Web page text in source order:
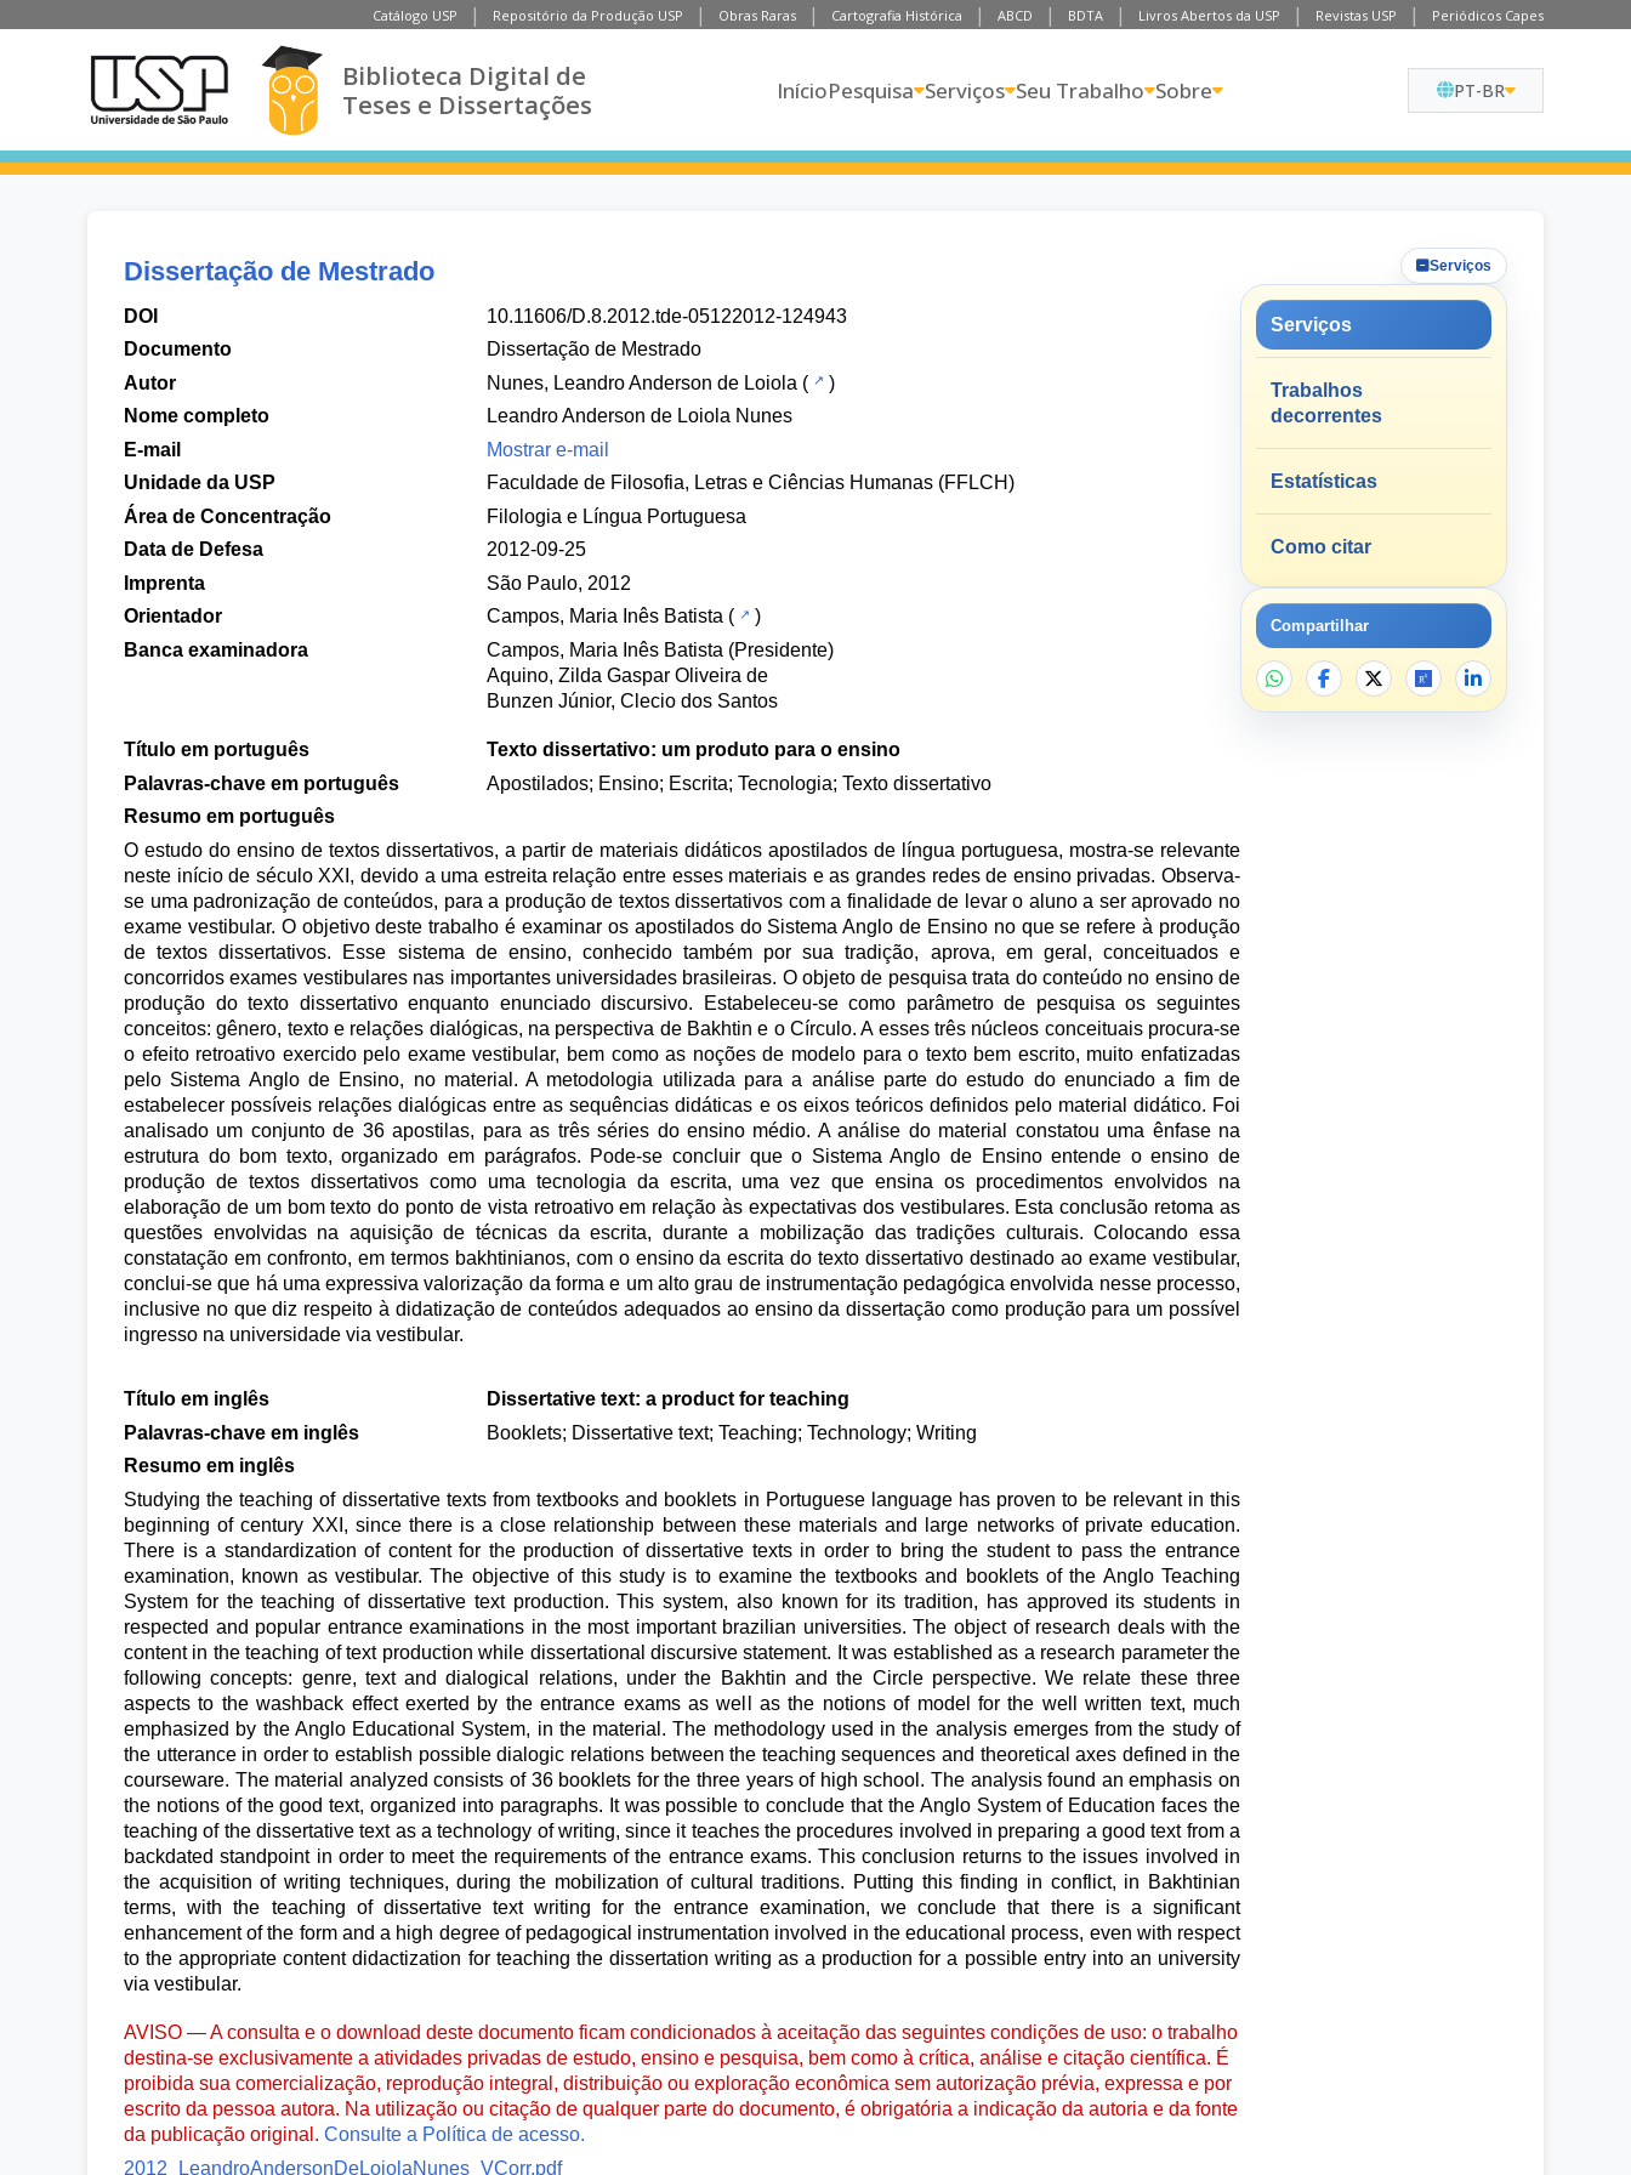
Catálogo USP Repositório da Produção USP Obras Raras Cartografia Histórica ABCD BDTA Livros Abertos da USP Revistas USP Periódicos Capes
Biblioteca Digital de
Teses e Dissertações
InícioPesquisa Serviços Seu Trabalho Sobre PT-BR
Dissertação de Mestrado
DOI
10.11606/D.8.2012.tde-05122012-124943
Documento
Dissertação de Mestrado
Autor
Nunes, Leandro Anderson de Loiola (
)
Nome completo
Leandro Anderson de Loiola Nunes
E-mail
Mostrar e-mail
Unidade da USP
Faculdade de Filosofia, Letras e Ciências Humanas (FFLCH)
Área de Concentração
Filologia e Língua Portuguesa
Data de Defesa
2012-09-25
Imprenta
São Paulo, 2012
Orientador
Campos, Maria Inês Batista (
)
Banca examinadora
Campos, Maria Inês Batista (Presidente)
Aquino, Zilda Gaspar Oliveira de
Bunzen Júnior, Clecio dos Santos
Título em português
Texto dissertativo: um produto para o ensino
Palavras-chave em português
Apostilados; Ensino; Escrita; Tecnologia; Texto dissertativo
Resumo em português
O estudo do ensino de textos dissertativos, a partir de materiais didáticos apostilados de língua portuguesa, mostra-se relevante
neste início de século XXI, devido a uma estreita relação entre esses materiais e as grandes redes de ensino privadas. Observa-
se uma padronização de conteúdos, para a produção de textos dissertativos com a finalidade de levar o aluno a ser aprovado no
exame vestibular. O objetivo deste trabalho é examinar os apostilados do Sistema Anglo de Ensino no que se refere à produção
de textos dissertativos. Esse sistema de ensino, conhecido também por sua tradição, aprova, em geral, conceituados e
concorridos exames vestibulares nas importantes universidades brasileiras. O objeto de pesquisa trata do conteúdo no ensino de
produção do texto dissertativo enquanto enunciado discursivo. Estabeleceu-se como parâmetro de pesquisa os seguintes
conceitos: gênero, texto e relações dialógicas, na perspectiva de Bakhtin e o Círculo. A esses três núcleos conceituais procura-se
o efeito retroativo exercido pelo exame vestibular, bem como as noções de modelo para o texto bem escrito, muito enfatizadas
pelo Sistema Anglo de Ensino, no material. A metodologia utilizada para a análise parte do estudo do enunciado a fim de
estabelecer possíveis relações dialógicas entre as sequências didáticas e os eixos teóricos definidos pelo material didático. Foi
analisado um conjunto de 36 apostilas, para as três séries do ensino médio. A análise do material constatou uma ênfase na
estrutura do bom texto, organizado em parágrafos. Pode-se concluir que o Sistema Anglo de Ensino entende o ensino de
produção de textos dissertativos como uma tecnologia da escrita, uma vez que ensina os procedimentos envolvidos na
elaboração de um bom texto do ponto de vista retroativo em relação às expectativas dos vestibulares. Esta conclusão retoma as
questões envolvidas na aquisição de técnicas da escrita, durante a mobilização das tradições culturais. Colocando essa
constatação em confronto, em termos bakhtinianos, com o ensino da escrita do texto dissertativo destinado ao exame vestibular,
conclui-se que há uma expressiva valorização da forma e um alto grau de instrumentação pedagógica envolvida nesse processo,
inclusive no que diz respeito à didatização de conteúdos adequados ao ensino da dissertação como produção para um possível
ingresso na universidade via vestibular.
Título em inglês
Dissertative text: a product for teaching
Palavras-chave em inglês
Booklets; Dissertative text; Teaching; Technology; Writing
Resumo em inglês
Studying the teaching of dissertative texts from textbooks and booklets in Portuguese language has proven to be relevant in this
beginning of century XXI, since there is a close relationship between these materials and large networks of private education.
There is a standardization of content for the production of dissertative texts in order to bring the student to pass the entrance
examination, known as vestibular. The objective of this study is to examine the textbooks and booklets of the Anglo Teaching
System for the teaching of dissertative text production. This system, also known for its tradition, has approved its students in
respected and popular entrance examinations in the most important brazilian universities. The object of research deals with the
content in the teaching of text production while dissertational discursive statement. It was established as a research parameter the
following concepts: genre, text and dialogical relations, under the Bakhtin and the Circle perspective. We relate these three
aspects to the washback effect exerted by the entrance exams as well as the notions of model for the well written text, much
emphasized by the Anglo Educational System, in the material. The methodology used in the analysis emerges from the study of
the utterance in order to establish possible dialogic relations between the teaching sequences and theoretical axes defined in the
courseware. The material analyzed consists of 36 booklets for the three years of high school. The analysis found an emphasis on
the notions of the good text, organized into paragraphs. It was possible to conclude that the Anglo System of Education faces the
teaching of the dissertative text as a technology of writing, since it teaches the procedures involved in preparing a good text from a
backdated standpoint in order to meet the requirements of the entrance exams. This conclusion returns to the issues involved in
the acquisition of writing techniques, during the mobilization of cultural traditions. Putting this finding in conflict, in Bakhtinian
terms, with the teaching of dissertative text writing for the entrance examination, we conclude that there is a significant
enhancement of the form and a high degree of pedagogical instrumentation involved in the educational process, even with respect
to the appropriate content didactization for teaching the dissertation writing as a production for a possible entry into an university
via vestibular.
AVISO — A consulta e o download deste documento ficam condicionados à aceitação das seguintes condições de uso: o trabalho
destina-se exclusivamente a atividades privadas de estudo, ensino e pesquisa, bem como à crítica, análise e citação científica. É
proibida sua comercialização, reprodução integral, distribuição ou exploração econômica sem autorização prévia, expressa e por
escrito da pessoa autora. Na utilização ou citação de qualquer parte do documento, é obrigatória a indicação da autoria e da fonte
da publicação original. Consulte a Política de acesso.
2012_LeandroAndersonDeLoiolaNunes_VCorr.pdf
Serviços
Serviços
Trabalhos
decorrentes
Estatísticas
Como citar
Compartilhar